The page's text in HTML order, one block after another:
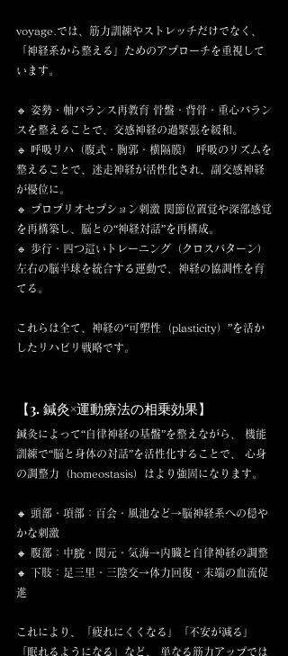
voyage.では、筋力訓練やストレッチだけでなく、
「神経系から整える」ためのアプローチを重視して
います。
🔹 姿勢・軸バランス再教育 骨盤・背骨・重心バラン
スを整えることで、交感神経の過緊張を緩和。
🔹 呼吸リハ（腹式・胸郭・横隔膜） 呼吸のリズムを
整えることで、迷走神経が活性化され、副交感神経
が優位に。
🔹 プロプリオセプション刺激 関節位置覚や深部感覚
を再構築し、脳との“神経対話”を再構成。
🔹 歩行・四つ這いトレーニング（クロスパターン）
左右の脳半球を統合する運動で、神経の協調性を育
てる。
これらは全て、神経の“可塑性（plasticity）”を活か
したリハビリ戦略です。
【3. 鍼灸×運動療法の相乗効果】
鍼灸によって“自律神経の基盤”を整えながら、 機能
訓練で“脳と身体の対話”を活性化することで、 心身
の調整力（homeostasis）はより強固になります。
🔸 頭部・項部：百会・風池など→脳神経系への穏や
かな刺激
🔸 腹部：中脘・関元・気海→内臓と自律神経の調整
🔸 下肢：足三里・三陰交→体力回復・末端の血流促
進
これにより、「疲れにくくなる」「不安が減る」
「眠れるようになる」など、 単なる筋力アップでは